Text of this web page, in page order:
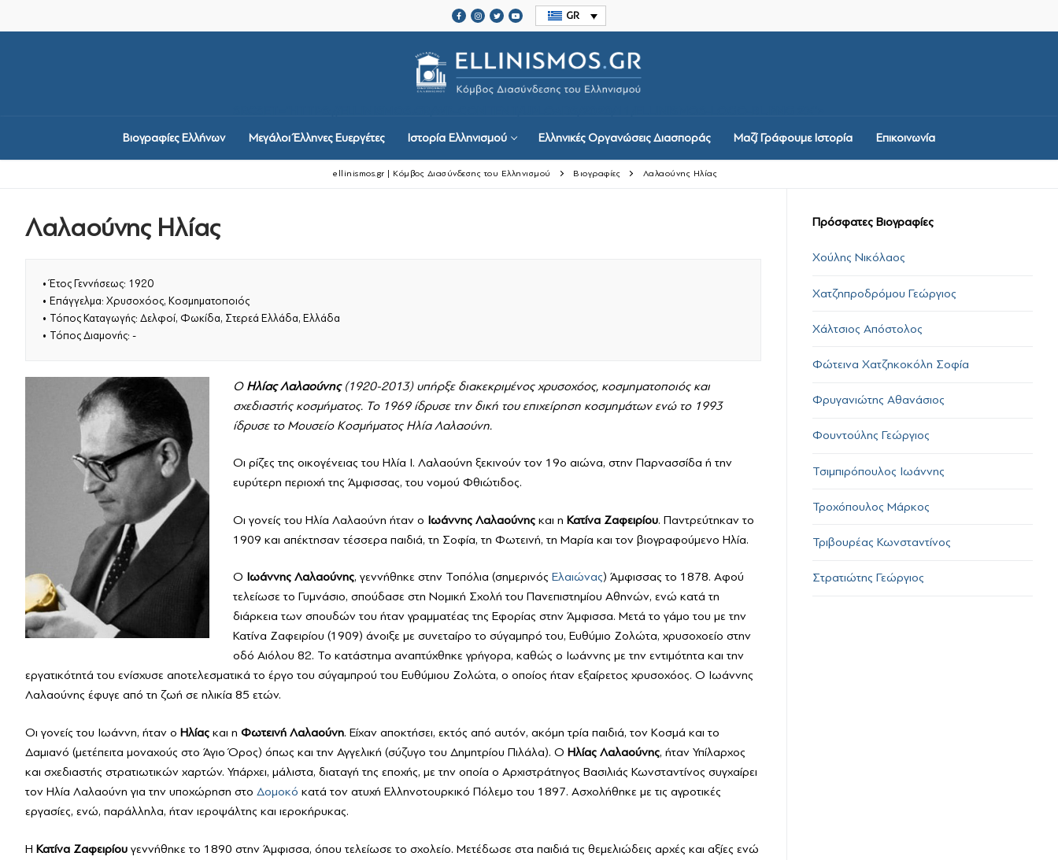
στο
GR
Βιογραφίες Ελλήνων Μεγάλοι Έλληνες Ευεργέτες Ιστορία Ελληνισμού Ελληνικές Οργανώσεις Διασποράς Μαζί Γράφουμε Ιστορία Επικοινωνία
Ιστορία Ελληνισμού
Ελληνικές Οργανώσεις Διασποράς
Επικοινωνία
ellinismos.gr | Κόμβος Διασύνδεσης του Ελληνισμού Βιογραφίες Λαλαούνης Ηλίας
Λαλαούνης Ηλίας
• Έτος Γεννήσεως: 1920
• Επάγγελμα: Χρυσοχόος, Κοσμηματοποιός
• Τόπος Καταγωγής: Δελφοί, Φωκίδα, Στερεά Ελλάδα, Ελλάδα
• Τόπος Διαμονής: -
Ο Ηλίας Λαλαούνης(1920-2013) υπήρξε διακεκριμένος χρυσοχόος, κοσμηματοποιός και
σχεδιαστής κοσμήματος. Το 1969 ίδρυσε την δική του επιχείρηση κοσμημάτων ενώ το 1993
ίδρυσε το Μουσείο Κοσμήματος Ηλία Λαλαούνη.
Οι ρίζες της οικογένειας του Ηλία Ι. Λαλαούνη ξεκινούν τον 19ο αιώνα, στην Παρνασσίδα ή την
ευρύτερη περιοχή της Άμφισσας, του νομού Φθιώτιδος.
Οι γονείς του Ηλία Λαλαούνη ήταν ο Ιωάννης Λαλαούνηςκαι η Κατίνα Ζαφειρίου. Παντρεύτηκαν το
1909 και απέκτησαν τέσσερα παιδιά, τη Σοφία, τη Φωτεινή, τη Μαρία και τον βιογραφούμενο Ηλία.
Ο Ιωάννης Λαλαούνης, γεννήθηκε στην Τοπόλια (σημερινός Ελαιώνας) Άμφισσας το 1878. Αφού
τελείωσε το Γυμνάσιο, σπούδασε στη Νομική Σχολή του Πανεπιστημίου Αθηνών, ενώ κατά τη
διάρκεια των σπουδών του ήταν γραμματέας της Εφορίας στην Άμφισσα. Μετά το γάμο του με την
Κατίνα Ζαφειρίου (1909) άνοιξε με συνεταίρο το σύγαμπρό του, Ευθύμιο Ζολώτα, χρυσοχοείο στην
οδό Αιόλου 82. Το κατάστημα αναπτύχθηκε γρήγορα, καθώς ο Ιωάννης με την εντιμότητα και την
εργατικότητά του ενίσχυσε αποτελεσματικά το έργο του σύγαμπρού του Ευθύμιου Ζολώτα, ο οποίος ήταν εξαίρετος χρυσοχόος. Ο Ιωάννης
Λαλαούνης έφυγε από τη ζωή σε ηλικία 85 ετών.
Οι γονείς του Ιωάννη, ήταν ο Ηλίας και η Φωτεινή Λαλαούνη. Είχαν αποκτήσει, εκτός από αυτόν, ακόμη τρία παιδιά, τον Κοσμά και το
Δαμιανό (μετέπειτα μοναχούς στο Άγιο Όρος) όπως και την Αγγελική (σύζυγο του Δημητρίου Πιλάλα). Ο Ηλίας Λαλαούνης, ήταν Υπίλαρχος
και σχεδιαστής στρατιωτικών χαρτών. Υπάρχει, μάλιστα, διαταγή της εποχής, με την οποία ο Αρχιστράτηγος Βασιλιάς Κωνσταντίνος συγχαίρει
τον Ηλία Λαλαούνη για την υποχώρηση στο Δομοκό κατά τον ατυχή Ελληνοτουρκικό Πόλεμο του 1897. Ασχολήθηκε με τις αγροτικές
εργασίες, ενώ, παράλληλα, ήταν ιεροψάλτης και ιεροκήρυκας.
Η Κατίνα Ζαφειρίου γεννήθηκε το 1890 στην Άμφισσα, όπου τελείωσε το σχολείο. Μετέδωσε στα παιδιά τις θεμελιώδεις αρχές και αξίες ενώ
Πρόσφατες Βιογραφίες
Χούλης Νικόλαος
Χατζηπροδρόμου Γεώργιος
Χάλτσιος Απόστολος
Φώτεινα Χατζηκοκόλη Σοφία
Φρυγανιώτης Αθανάσιος
Φουντούλης Γεώργιος
Τσιμπιρόπουλος Ιωάννης
Τροχόπουλος Μάρκος
Τριβουρέας Κωνσταντίνος
Στρατιώτης Γεώργιος